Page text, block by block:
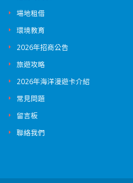
場地租借
環境教育
2026年招商公告
旅遊攻略
2026年海洋漫遊卡介紹
常見問題
留言板
聯絡我們